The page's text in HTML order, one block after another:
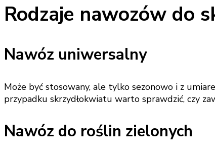
Rodzaje nawozów do
Nawóz uniwersalny
Może być stosowany, ale tylko sezonowo i z
przypadku skrzydłokwiatu warto sprawdzić, czy
Nawóz do roślin zielonych